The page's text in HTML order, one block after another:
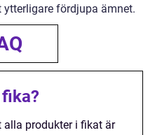
fördjupa ämnet.
alla produkter i fikat är